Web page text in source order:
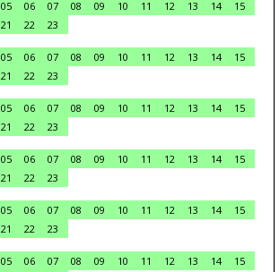
05 06 07 08 09 10 11 12 13 14
15
21 22
23
05 06 07 08 09 10 11 12 13 14
15
21 22
23
05 06 07 08 09 10 11 12 13 14
15
21 22
23
05 06 07 08 09 10 11 12 13 14
15
21 22
23
05 06 07 08 09 10 11 12 13 14
15
21 22
23
05 06 07 08 09 10 11 12 13 14 15